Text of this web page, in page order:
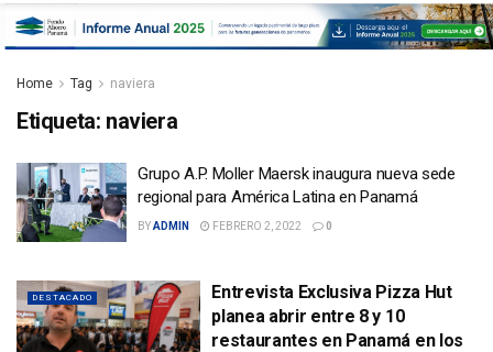
Home Tag naviera
Etiqueta: naviera
Grupo A.P. Moller Maersk inaugura nueva sede
regional para América Latina en Panamá
BYADMIN FEBRERO 2, 2022 0
DESTACADO
Entrevista Exclusiva Pizza Hut
planea abrir entre 8 y 10
restaurantes en Panamá en los